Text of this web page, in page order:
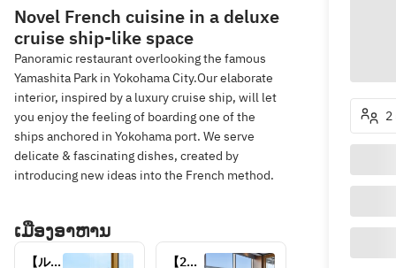
Novel French cuisine in a deluxe
cruise ship-like space
Panoramic restaurant overlooking the famous
Yamashita Park in Yokohama City.Our elaborate
interior, inspired by a luxury cruise ship, will let
you enjoy the feeling of boarding one of the
ships anchored in Yokohama port. We serve
delicate & fascinating dishes, created by
introducing new ideas into the French method.
ເມືອງອາຫານ
【ル・
【2名